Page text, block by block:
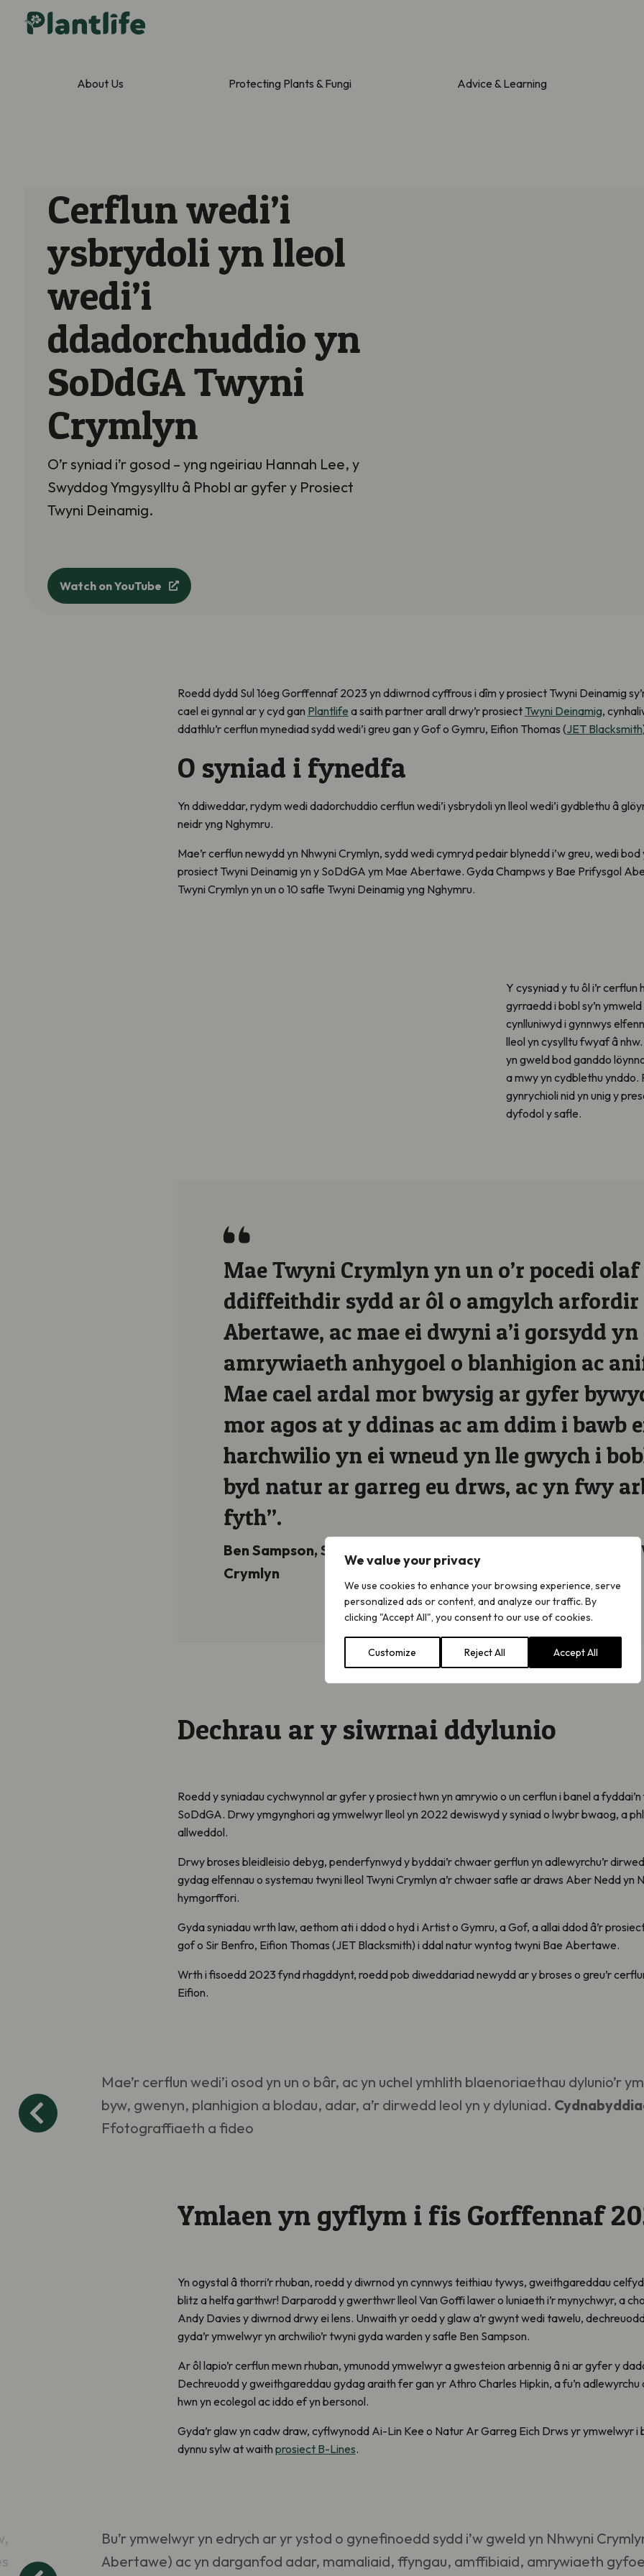
We value your privacy
We use cookies to enhance your browsing experience, serve
personalized ads or content, and analyze our traffic. By
clicking "Accept All", you consent to our use of cookies.
Customize Reject All Accept All
About Us Protecting Plants & Fungi Advice & Learning
Cerflun wedi’i
ysbrydoli yn lleol
wedi’i
ddadorchuddio yn
SoDdGA Twyni
Crymlyn
O’r syniad i’r gosod – yng ngeiriau Hannah Lee, y
Swyddog Ymgysylltu â Phobl ar gyfer y Prosiect
Twyni Deinamig.
Watch on YouTube
Roedd dydd Sul 16eg Gorffennaf 2023 yn ddiwrnod cyffrous i dîm y prosiect Twyni Deinamig
cael ei gynnal ar y cyd gan Plantlife a saith partner arall drwy’r prosiect Twyni Deinamig,
ddathlu’r cerflun mynediad sydd wedi’i greu gan y Gof o Gymru, Eifion Thomas (JET Blacksmith
O syniad i fynedfa
Yn ddiweddar, rydym wedi dadorchuddio cerflun wedi’i ysbrydoli yn lleol wedi’i gydblethu â
neidr yng Nghymru.
Mae’r cerflun newydd yn Nhwyni Crymlyn, sydd wedi cymryd pedair blynedd i’w greu, wedi
prosiect Twyni Deinamig yn y SoDdGA ym Mae Abertawe. Gyda Champws y Bae Prifysgol
Twyni Crymlyn yn un o 10 safle Twyni Deinamig yng Nghymru.
Y cysyniad y tu ôl i’r
gyrraedd i bobl sy’n
cynlluniwyd i gynnwys
lleol yn cysylltu fwyaf â
yn gweld bod ganddo
a mwy yn cydblethu ynddo.
gynrychioli nid yn unig y
dyfodol y safle.
Mae Twyni Crymlyn yn un o’r pocedi olaf
ddiffeithdir sydd ar ôl o amgylch arfordir
Abertawe, ac mae ei dwyni a’i gorsydd
amrywiaeth anhygoel o blanhigion ac
Mae cael ardal mor bwysig ar gyfer
mor agos at y ddinas ac am ddim i bawb
harchwilio yn ei wneud yn lle gwych i
byd natur ar garreg eu drws, ac yn fwy
fyth”.
Ben Sampson, Swyddog Cynaliadwyedd Prifysgol Abertawe a
Crymlyn
Dechrau ar y siwrnai ddylunio
Roedd y syniadau cychwynnol ar gyfer y prosiect hwn yn amrywio o un cerflun i banel a
SoDdGA. Drwy ymgynghori ag ymwelwyr lleol yn 2022 dewiswyd y syniad o lwybr bwaog, a
allweddol.
Drwy broses bleidleisio debyg, penderfynwyd y byddai’r chwaer gerflun yn adlewyrchu’r
gydag elfennau o systemau twyni lleol Twyni Crymlyn a’r chwaer safle ar draws Aber Nedd yn
hymgorffori.
Gyda syniadau wrth law, aethom ati i ddod o hyd i Artist o Gymru, a Gof, a allai ddod â’r
gof o Sir Benfro, Eifion Thomas (JET Blacksmith) i ddal natur wyntog twyni Bae Abertawe.
Wrth i fisoedd 2023 fynd rhagddynt, roedd pob diweddariad newydd ar y broses o greu’r
Eifion.
Mae’r cerflun wedi’i osod yn un o bâr, ac yn uchel ymhlith blaenoriaethau dylunio’r
byw, gwenyn, planhigion a blodau, adar, a’r dirwedd leol yn y dyluniad.
Ffotograffiaeth a fideo
Ymlaen yn gyflym i fis Gorffennaf
Yn ogystal â thorri’r rhuban, roedd y diwrnod yn cynnwys teithiau tywys, gweithgareddau
blitz a helfa garthwr! Darparodd y gwerthwr lleol Van Goffi lawer o luniaeth i’r mynychwyr, a
Andy Davies y diwrnod drwy ei lens. Unwaith yr oedd y glaw a’r gwynt wedi tawelu,
gyda’r ymwelwyr yn archwilio’r twyni gyda warden y safle Ben Sampson.
Ar ôl lapio’r cerflun mewn rhuban, ymunodd ymwelwyr a gwesteion arbennig â ni ar gyfer y
Dechreuodd y gweithgareddau gydag araith fer gan yr Athro Charles Hipkin, a fu’n
hwn yn ecolegol ac iddo ef yn bersonol.
Gyda’r glaw yn cadw draw, cyflwynodd Ai-Lin Kee o Natur Ar Garreg Eich Drws yr ymwelwyr i
dynnu sylw at waith prosiect B-Lines.
Bu’r ymwelwyr yn edrych ar yr ystod o gynefinoedd sydd i’w gweld yn Nhwyni
Abertawe) ac yn darganfod adar, mamaliaid, ffyngau, amffibiaid, amrywiaeth